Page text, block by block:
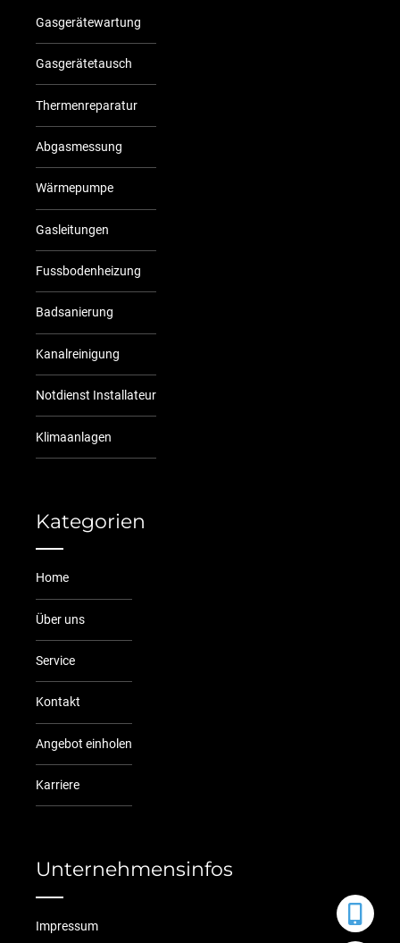
Gasgerätewartung
Gasgerätetausch
Thermenreparatur
Abgasmessung
Wärmepumpe
Gasleitungen
Fussbodenheizung
Badsanierung
Kanalreinigung
Notdienst Installateur
Klimaanlagen
Kategorien
Home
Über uns
Service
Kontakt
Angebot einholen
Karriere
Unternehmensinfos
Impressum